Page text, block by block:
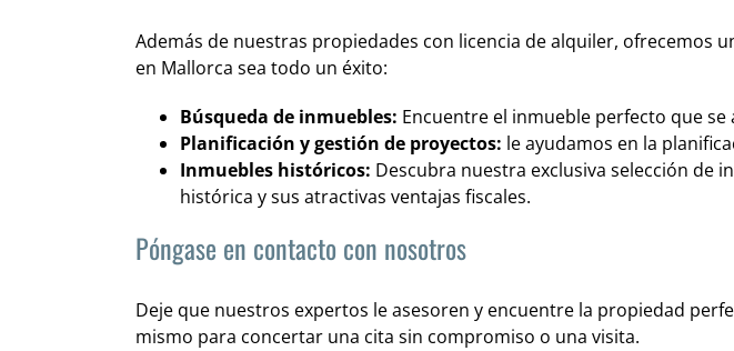
Además de nuestras propiedades con licencia de alquiler, ofrecemos
en Mallorca sea todo un éxito:
Búsqueda de inmuebles: Encuentre el inmueble perfecto que
Planificación y gestión de proyectos: le ayudamos en la
Inmuebles históricos: Descubra nuestra exclusiva selección de
histórica y sus atractivas ventajas fiscales.
Póngase en contacto con nosotros
Deje que nuestros expertos le asesoren y encuentre la propiedad
mismo para concertar una cita sin compromiso o una visita.